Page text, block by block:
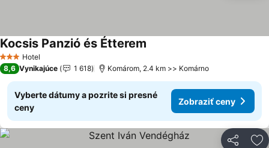
3 Počet hviezdičiek
Hotel
Kocsis Panzió és Étterem
8,6 Vynikajúce 1 618 Komárom, 2.4 km >> Komárno
Vyberte dátumy a pozrite si presné
ceny
Zobraziť ceny
Zdieľať